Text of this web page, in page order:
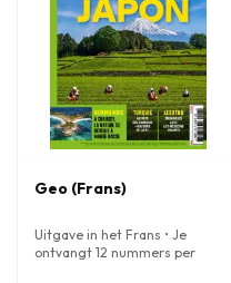
Geo (Frans)
Uitgave in het Frans • Je
ontvangt 12 nummers per